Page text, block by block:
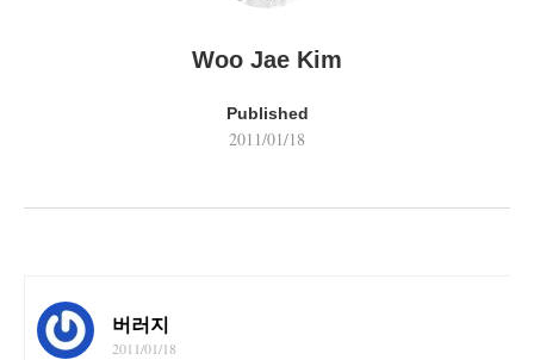
Woo Jae Kim
Published
2011/01/18
버러지
2011/01/18